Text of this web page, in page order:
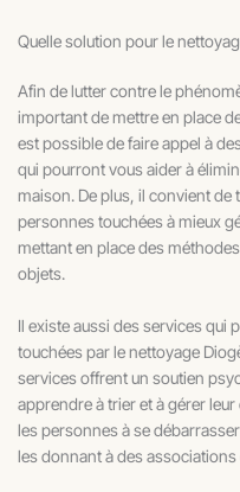
Quelle solution pour le
Afin de lutter contre le
important de mettre en place
est possible de faire appel à
qui pourront vous aider à
maison. De plus, il convient
personnes touchées à mieux
mettant en place des
objets.
Il existe aussi des services qui
touchées par le nettoyage
services offrent un soutien
apprendre à trier et à gérer
les personnes à se
les donnant à des